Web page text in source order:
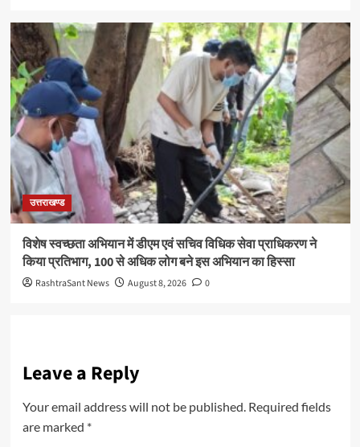
उत्तराखण्ड
विशेष स्वच्छता अभियान में डीएम एवं सचिव विधिक सेवा प्राधिकरण ने
किया प्रतिभाग, 100 से अधिक लोग बने इस अभियान का हिस्सा
RashtraSant News August 8, 2026 0
Leave a Reply
Your email address will not be published. Required fields
are marked *